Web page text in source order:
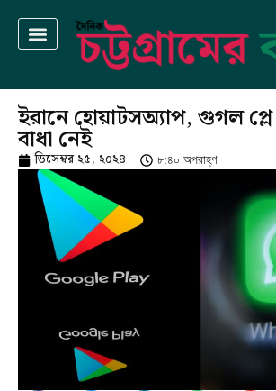
ইরানে হোয়াটসঅ্যাপ, গুগল
বাধা নেই
ডিসেম্বর ২৫, ২০২৪ ৮:৪০ অপরাহ্ণ